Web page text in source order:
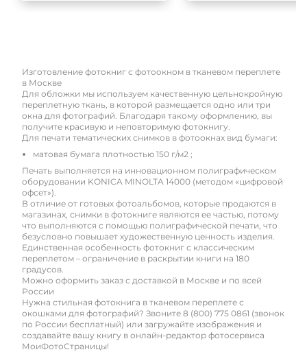
Изготовление фотокниг с фотоокном в тканевом переплете
в Москве
Для обложки мы используем качественную цельнокройную
переплетную ткань, в которой размещается одно или три
окна для фотографий. Благодаря такому оформлению, вы
получите красивую и неповторимую фотокнигу.
Для печати тематических снимков в фотоокнах вид бумаги:
матовая бумага плотностью 150 г/м2 ;
Печать выполняется на инновационном полиграфическом
оборудовании KONICA MINOLTA 14000 (методом «цифровой
офсет»).
В отличие от готовых фотоальбомов, которые продаются в
магазинах, снимки в фотокниге являются ее частью, потому
что выполняются с помощью полиграфической печати, что
безусловно повышает художественную ценность изделия.
Единственная особенность фотокниг с классическим
переплетом – ограничение в раскрытии книги на 180
градусов.
Можно оформить заказ с доставкой в Москве и по всей
России
Нужна стильная фотокнига в тканевом переплете с
окошками для фотографий? Звоните 8 (800) 775 0861 (звонок
по России бесплатный) или загружайте изображения и
создавайте вашу книгу в онлайн-редактор фотосервиса
МоиФотоСтраницы!